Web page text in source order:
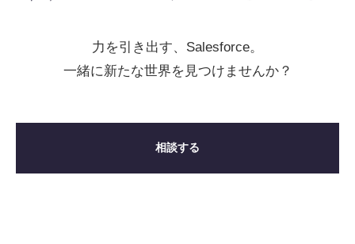
力を引き出す、Salesforce。
一緒に新たな世界を見つけませんか？
相談する